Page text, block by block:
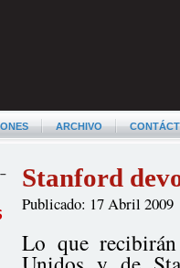
ARCHIVO
Stanford
Publicado: 17 Abril 2009
Lo que